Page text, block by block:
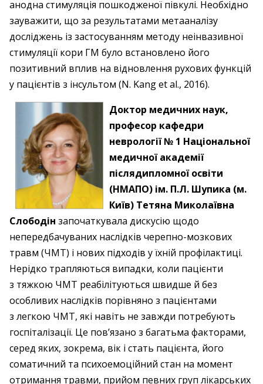
анодна стимуляція пошкодженої півкулі. Необхідно
зауважити, що за результатами метааналізу
досліджень із застосуванням методу неінвазивної
стимуляції кори ГМ було встановлено його
позитивний вплив на відновлення рухових функцій
у пацієнтів з інсультом (N. Kang et al., 2016).
Доктор медичних наук,
професор кафедри
неврології № 1 Національної
медичної академії
післядипломної освіти
(НМАПО) ім. П.Л. Шупика (м.
Київ) Тетяна Миколаївна
Слободін започаткувала дискусію щодо
непередбачуваних наслідків черепно-мозкових
травм (ЧМТ) і нових підходів у їхній профілактиці.
Нерідко трапляються випадки, коли пацієнти
з тяжкою ЧМТ реабілітуються швидше й без
особливих наслідків порівняно з пацієнтами
з легкою ЧМТ, які навіть не завжди потребують
госпіталізації. Це пов’язано з багатьма факторами,
серед яких, зокрема, вік і стать пацієнта, його
соматичний та психоемоційний стан на момент
отримання травми, прийом певних груп лікарських